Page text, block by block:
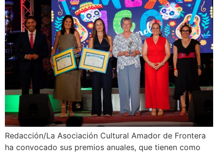
Redacción/La Asociación Cultural Amador de Frontera
ha convocado sus premios anuales, que tienen como